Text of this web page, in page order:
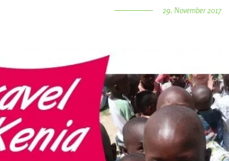
29. November 2017